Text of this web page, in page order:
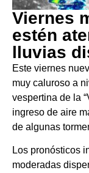
Viernes
estén
lluvias
Este viernes
muy caluroso a
vespertina de la
ingreso de aire
de algunas
Los pronósticos
moderadas